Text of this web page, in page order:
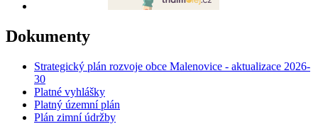
Dokumenty
Strategický plán rozvoje obce Malenovice - aktualizace 2026-
30
Platné vyhlášky
Platný územní plán
Plán zimní údržby